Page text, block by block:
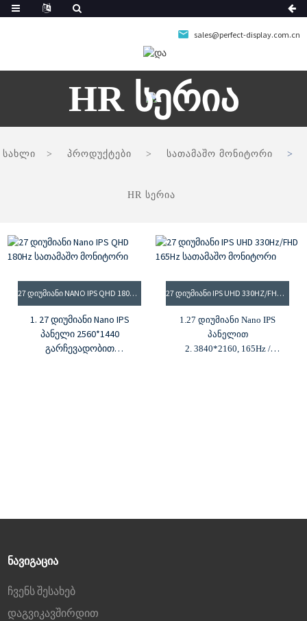
sales@perfect-display.com.cn
HR Სერია
სახლი პროდუქტები სათამაშო მონიტორი
HR სერია
27 ᲓᲘᲣᲛᲘᲐᲜᲘ NANO IPS QHD 180HZ ᲡᲐᲗᲐᲛᲐᲨᲝ ᲛᲝᲜᲘᲢᲝᲠᲘ
1. 27 დიუმიანი Nano IPS
პანელი 2560*1440
გარჩევადობით
27 ᲓᲘᲣᲛᲘᲐᲜᲘ IPS UHD 330HZ/FHD 165HZ ᲡᲐᲗᲐᲛᲐᲨᲝ ᲛᲝᲜᲘᲢᲝᲠᲘ
1.27 დიუმიანი Nano IPS
პანელით
2. 3840*2160, 165Hz /
ᲜᲐᲕᲘᲒᲐᲪᲘᲐ
ჩვენს შესახებ
დაგვიკავშირდით